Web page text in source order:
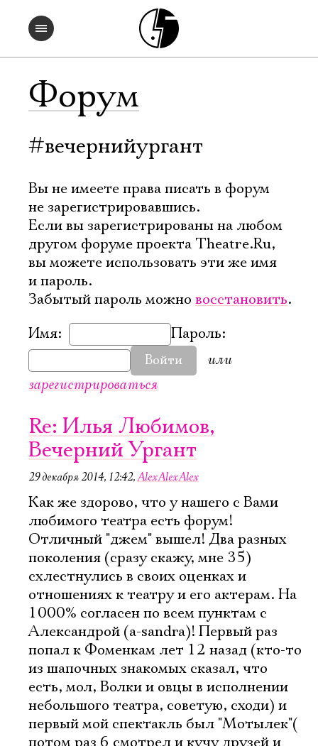
Форум
#вечернийургант
Вы не имеете права писать в форум
не зарегистрировавшись.
Если вы зарегистрированы на любом
другом форуме проекта Theatre.Ru,
вы можете использовать эти же имя
и пароль.
Забытый пароль можно восстановить.
Имя:
Пароль:
Войти
или
зарегистрироваться
Re: Илья Любимов,
Вечерний Ургант
29 декабря 2014, 12:42,AlexAlexAlex
Как же здорово, что у нашего с Вами
любимого театра есть форум!
Отличный "джем" вышел! Два разных
поколения (сразу скажу, мне 35)
схлестнулись в своих оценках и
отношениях к театру и его актерам. На
1000% согласен по всем пунктам с
Александрой (a-sandra)! Первый раз
попал к Фоменкам лет 12 назад (кто-то
из шапочных знакомых сказал, что
есть, мол, Волки и овцы в исполнении
небольшого театра, советую, сходи) и
первый мой спектакль был "Мотылек"(